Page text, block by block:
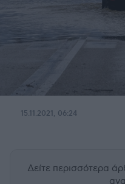
15.11.2021, 06:24
Δείτε περισσότερα